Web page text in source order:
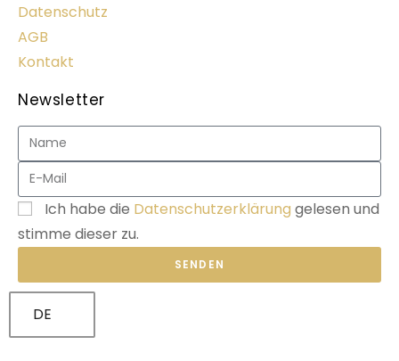
Datenschutz
AGB
Kontakt
Newsletter
Ich habe die Datenschutzerklärung gelesen und
stimme dieser zu.
SENDEN
DE